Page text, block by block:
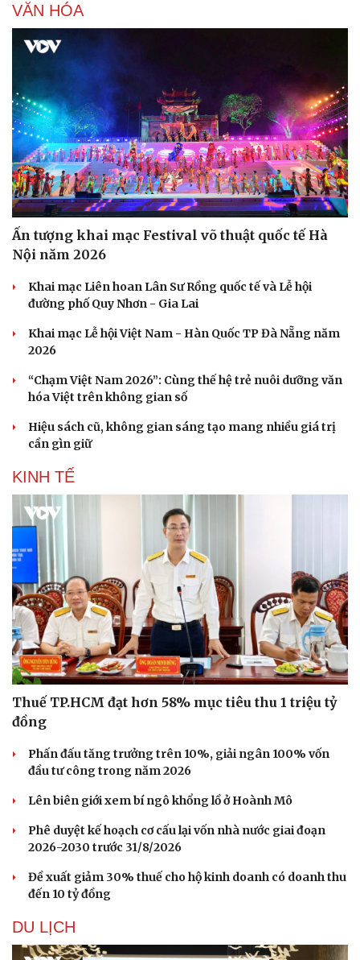
VĂN HÓA
Ấn tượng khai mạc Festival võ thuật quốc tế Hà
Nội năm 2026
Khai mạc Liên hoan Lân Sư Rồng quốc tế và Lễ hội
đường phố Quy Nhơn - Gia Lai
Khai mạc Lễ hội Việt Nam - Hàn Quốc TP Đà Nẵng năm
2026
“Chạm Việt Nam 2026”: Cùng thế hệ trẻ nuôi dưỡng văn
hóa Việt trên không gian số
Hiệu sách cũ, không gian sáng tạo mang nhiều giá trị
cần gìn giữ
KINH TẾ
Thuế TP.HCM đạt hơn 58% mục tiêu thu 1 triệu tỷ
đồng
Phấn đấu tăng trưởng trên 10%, giải ngân 100% vốn
đầu tư công trong năm 2026
Lên biên giới xem bí ngô khổng lồ ở Hoành Mô
Phê duyệt kế hoạch cơ cấu lại vốn nhà nước giai đoạn
2026-2030 trước 31/8/2026
Đề xuất giảm 30% thuế cho hộ kinh doanh có doanh thu
đến 10 tỷ đồng
DU LỊCH